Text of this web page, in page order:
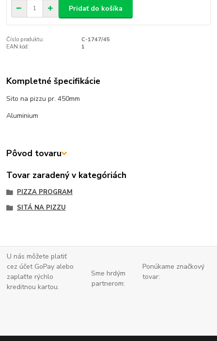
Pridať do košíka
Číslo produktu:
C-1747/45
EAN kód:
1
Kompletné špecifikácie
Sito na pizzu pr. 450mm
Aluminium
Pôvod tovaru
Tovar zaradený v kategóriách
PIZZA PROGRAM
SITÁ NA PIZZU
U nás môžete platiť
cez účet GoPay alebo
zaplaťte rýchlo
kreditnou kartou.
Sme hrdým
partnerom:
Ponúkame značkový
tovar: